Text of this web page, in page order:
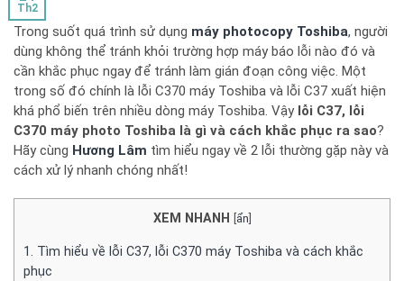
Th2
Trong suốt quá trình sử dụng máy photocopy Toshiba, người
dùng không thể tránh khỏi trường hợp máy báo lỗi nào đó và
cần khắc phục ngay để tránh làm gián đoạn công việc. Một
trong số đó chính là lỗi C370 máy Toshiba và lỗi C37 xuất hiện
khá phổ biến trên nhiều dòng máy Toshiba. Vậy lỗi C37, lỗi
C370 máy photo Toshiba là gì và cách khắc phục ra sao?
Hãy cùng Hương Lâm tìm hiểu ngay về 2 lỗi thường gặp này và
cách xử lý nhanh chóng nhất!
XEM NHANH [ẩn]
1.
Tìm hiểu về lỗi C37, lỗi C370 máy Toshiba và cách khắc
phục